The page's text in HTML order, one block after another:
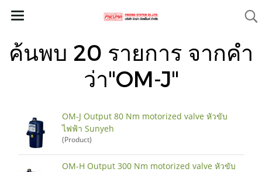
ค้นพบ 20 รายการ จากคำ
ว่า"OM-J"
OM-J Output 80 Nm motorized valve หัวขับ
ไฟฟ้า Sunyeh
(Product)
OM-H Output 300 Nm motorized valve หัวขับ